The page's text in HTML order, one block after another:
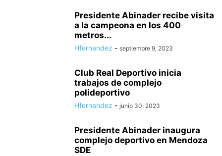
Presidente Abinader recibe visita
a la campeona en los 400
metros...
Hfernandez - septiembre 9, 2023
Club Real Deportivo inicia
trabajos de complejo
polideportivo
Hfernandez - junio 30, 2023
Presidente Abinader inaugura
complejo deportivo en Mendoza
SDE